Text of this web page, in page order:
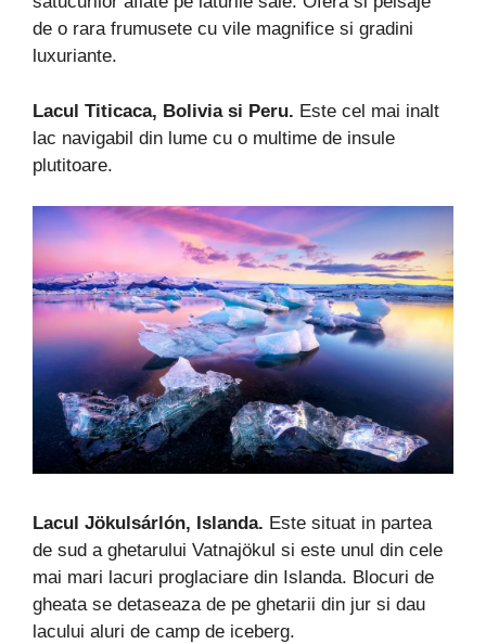
de o rara frumusete cu vile magnifice si gradini
luxuriante.
Lacul Titicaca, Bolivia si Peru. Este cel mai inalt
lac navigabil din lume cu o multime de insule
plutitoare.
Lacul Jökulsárlón, Islanda. Este situat in partea
de sud a ghetarului Vatnajökul si este unul din cele
mai mari lacuri proglaciare din Islanda. Blocuri de
gheata se detaseaza de pe ghetarii din jur si dau
lacului aluri de camp de iceberg.